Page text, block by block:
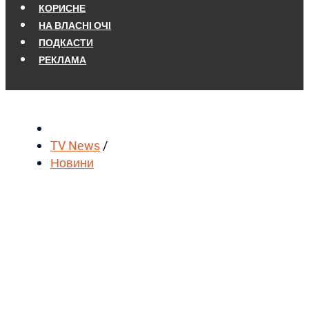
КОРИСНЕ
НА ВЛАСНІ ОЧІ
ПОДКАСТИ
РЕКЛАМА
TV News/
Новини